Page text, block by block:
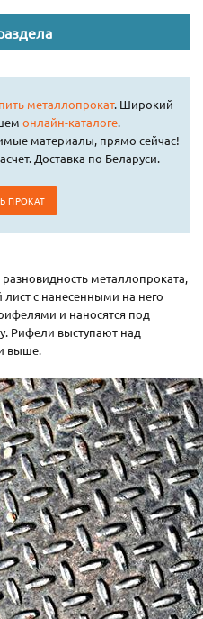
металлопрокат. Широкий
онлайн-каталоге.
материалы, прямо сейчас!
Доставка по Беларуси.
ПРОКАТ
металлопроката,
с нанесенными на него
и наносятся под
Рифели выступают над
выше.